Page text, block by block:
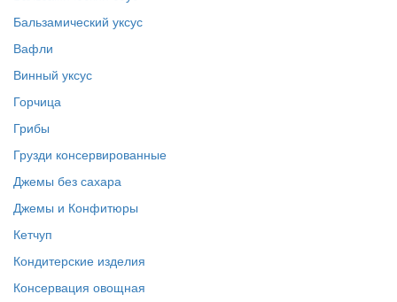
Бальзамический уксус
Вафли
Винный уксус
Горчица
Грибы
Грузди консервированные
Джемы без сахара
Джемы и Конфитюры
Кетчуп
Кондитерские изделия
Консервация овощная